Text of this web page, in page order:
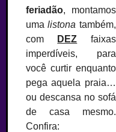
feriadão, montamos
umalistona também,
com
DEZ faixas
imperdíveis, para
você curtir enquanto
pega aquela praia…
ou descansa no sofá
de casa mesmo.
Confira: